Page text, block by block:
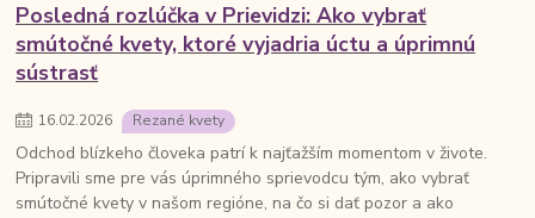
Posledná rozlúčka v Prievidzi: Ako vybrať
smútočné kvety, ktoré vyjadria úctu a úprimnú
sústrasť
16.02.2026 Rezané kvety
Odchod blízkeho človeka patrí k najťažším momentom v živote.
Pripravili sme pre vás úprimného sprievodcu tým, ako vybrať
smútočné kvety v našom regióne, na čo si dať pozor a ako